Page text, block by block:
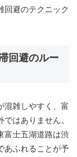
回避のテクニック
回避のルー
混雑しやすく、富
はありません。
富士五湖道路は渋
あふれることが予